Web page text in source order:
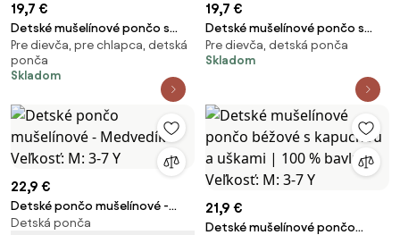
19,7 €
Detské mušelínové pončo s
kapucňou a uškami Biele 100 %
Pre dievča, pre chlapca, detská
ponča
Skladom
19,7 €
Detské mušelínové pončo s
kapucňou a uškami Ružové 100
Pre dievča, detská ponča
Skladom
22,9 €
Detské pončo mušelínové -
Medvedík Veľkosť: M: 3-7 Y
Detská ponča
21,9 €
Detské mušelínové pončo